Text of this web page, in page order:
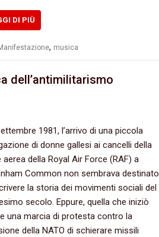
DI PIÙ
, musica
dell’antimilitarismo
1981, l’arrivo di una piccola
di donne gallesi ai cancelli della
aerea della Royal Air Force (RAF) a
Common non sembrava destinato
la storia dei movimenti sociali del
secolo. Eppure, quella che iniziò
una marcia di protesta contro la
della NATO di schierare missili